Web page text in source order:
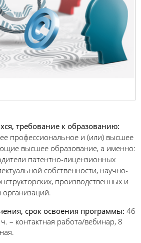
требование к образованию:
профессиональное и (или) высшее
высшее образование, а именно:
патентно-лицензионных
собственности, научно-
производственных и
организаций.
срок освоения программы: 46
– контактная работа/вебинар, 8